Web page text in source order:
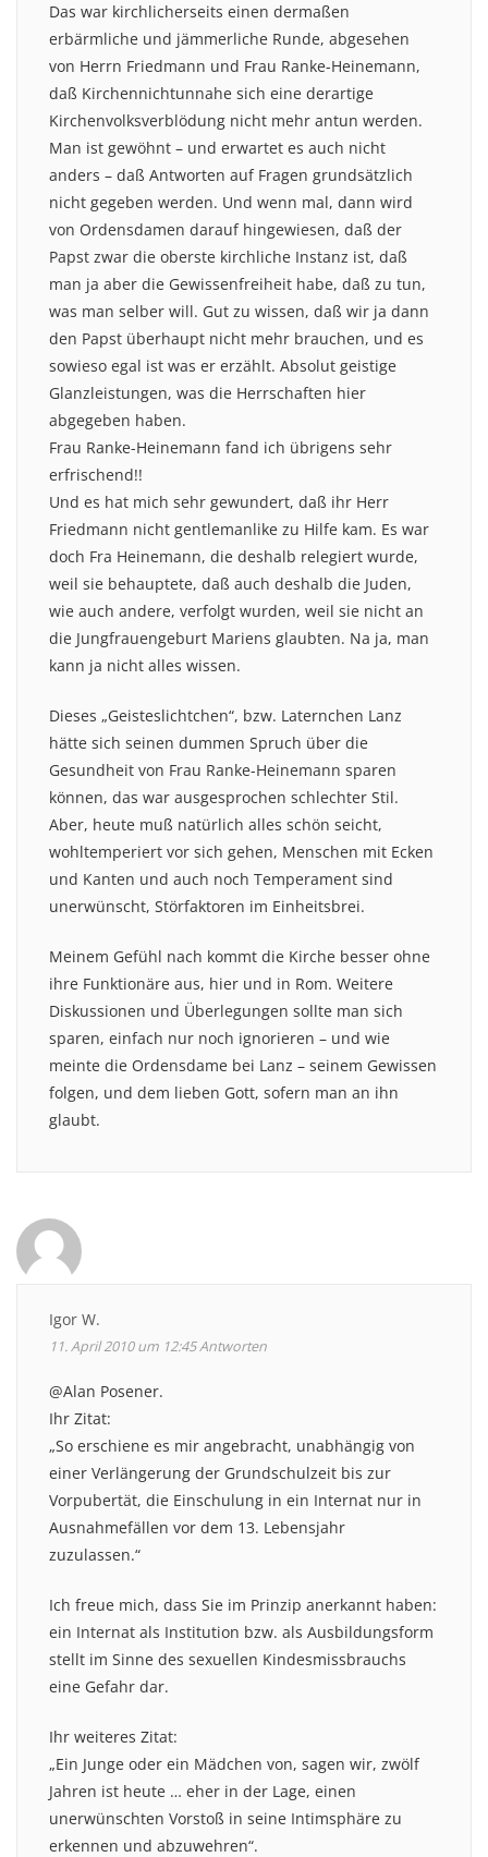
Das war kirchlicherseits einen dermaßen
erbärmliche und jämmerliche Runde, abgesehen
von Herrn Friedmann und Frau Ranke-Heinemann,
daß Kirchennichtunnahe sich eine derartige
Kirchenvolksverblödung nicht mehr antun werden.
Man ist gewöhnt – und erwartet es auch nicht
anders – daß Antworten auf Fragen grundsätzlich
nicht gegeben werden. Und wenn mal, dann wird
von Ordensdamen darauf hingewiesen, daß der
Papst zwar die oberste kirchliche Instanz ist, daß
man ja aber die Gewissenfreiheit habe, daß zu tun,
was man selber will. Gut zu wissen, daß wir ja dann
den Papst überhaupt nicht mehr brauchen, und es
sowieso egal ist was er erzählt. Absolut geistige
Glanzleistungen, was die Herrschaften hier
abgegeben haben.
Frau Ranke-Heinemann fand ich übrigens sehr
erfrischend!!
Und es hat mich sehr gewundert, daß ihr Herr
Friedmann nicht gentlemanlike zu Hilfe kam. Es war
doch Fra Heinemann, die deshalb relegiert wurde,
weil sie behauptete, daß auch deshalb die Juden,
wie auch andere, verfolgt wurden, weil sie nicht an
die Jungfrauengeburt Mariens glaubten. Na ja, man
kann ja nicht alles wissen.
Dieses „Geisteslichtchen“, bzw. Laternchen Lanz
hätte sich seinen dummen Spruch über die
Gesundheit von Frau Ranke-Heinemann sparen
können, das war ausgesprochen schlechter Stil.
Aber, heute muß natürlich alles schön seicht,
wohltemperiert vor sich gehen, Menschen mit Ecken
und Kanten und auch noch Temperament sind
unerwünscht, Störfaktoren im Einheitsbrei.
Meinem Gefühl nach kommt die Kirche besser ohne
ihre Funktionäre aus, hier und in Rom. Weitere
Diskussionen und Überlegungen sollte man sich
sparen, einfach nur noch ignorieren – und wie
meinte die Ordensdame bei Lanz – seinem Gewissen
folgen, und dem lieben Gott, sofern man an ihn
glaubt.
Igor W.
11. April 2010 um 12:45Antworten
@Alan Posener.
Ihr Zitat:
„So erschiene es mir angebracht, unabhängig von
einer Verlängerung der Grundschulzeit bis zur
Vorpubertät, die Einschulung in ein Internat nur in
Ausnahmefällen vor dem 13. Lebensjahr
zuzulassen.“
Ich freue mich, dass Sie im Prinzip anerkannt haben:
ein Internat als Institution bzw. als Ausbildungsform
stellt im Sinne des sexuellen Kindesmissbrauchs
eine Gefahr dar.
Ihr weiteres Zitat:
„Ein Junge oder ein Mädchen von, sagen wir, zwölf
Jahren ist heute … eher in der Lage, einen
unerwünschten Vorstoß in seine Intimsphäre zu
erkennen und abzuwehren“.